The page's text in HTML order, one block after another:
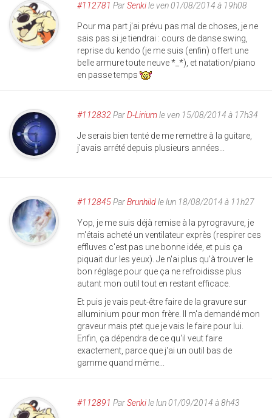
#112781 ParSenkile ven 01/08/2014 à 19h08
Pour ma part j'ai prévu pas mal de choses, je ne
sais pas si je tiendrai : cours de danse swing,
reprise du kendo (je me suis (enfin) offert une
belle armure toute neuve *_*), et natation/piano
en passe temps
#112832 ParD-Liriumle ven 15/08/2014 à 17h34
Je serais bien tenté de me remettre à la guitare,
j'avais arrété depuis plusieurs années...
#112845ParBrunhildle lun 18/08/2014 à 11h27
Yop, je me suis déjà remise à la pyrogravure, je
m'étais acheté un ventilateur exprès (respirer ces
effluves c'est pas une bonne idée, et puis ça
piquait dur les yeux). Je n'ai plus qu'à trouver le
bon réglage pour que ça ne refroidisse plus
autant mon outil tout en restant efficace.
Et puis je vais peut-être faire de la gravure sur
alluminium pour mon frère. Il m'a demandé mon
graveur mais ptet que je vais le faire pour lui.
Enfin, ça dépendra de ce qu'il veut faire
exactement, parce que j'ai un outil bas de
gamme quand même...
#112891 ParSenkile lun 01/09/2014 à 8h43